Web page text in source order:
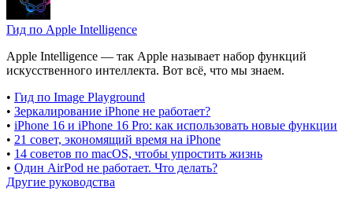
Гид по Apple Intelligence
Apple Intelligence — так Apple называет набор функций
искусственного интеллекта. Вот всё, что мы знаем.
• Гид по Image Playground
• Зеркалирование iPhone не работает?
• iPhone 16 и iPhone 16 Pro: как использовать новые функции
• 21 совет, экономящий время на iPhone
• 14 советов по macOS, чтобы упростить жизнь
• Один AirPod не работает. Что делать?
Другие руководства